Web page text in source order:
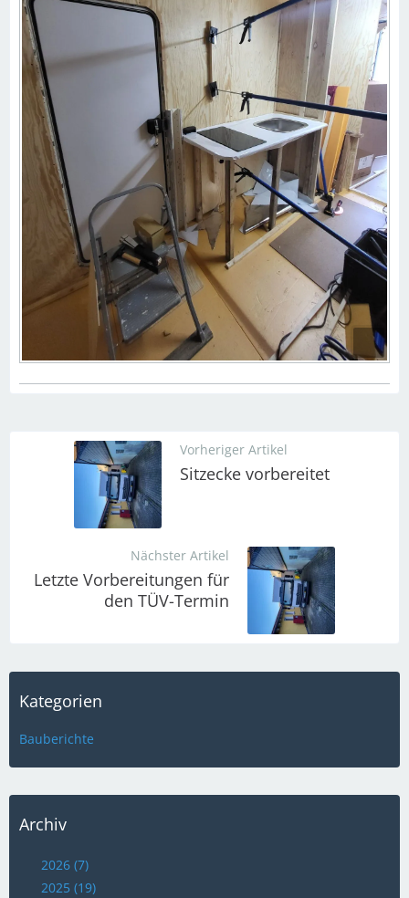
Vorheriger Artikel
Sitzecke vorbereitet
Nächster Artikel
Letzte Vorbereitungen für
den TÜV-Termin
Kategorien
Bauberichte
Archiv
2026 (7)
2025 (19)